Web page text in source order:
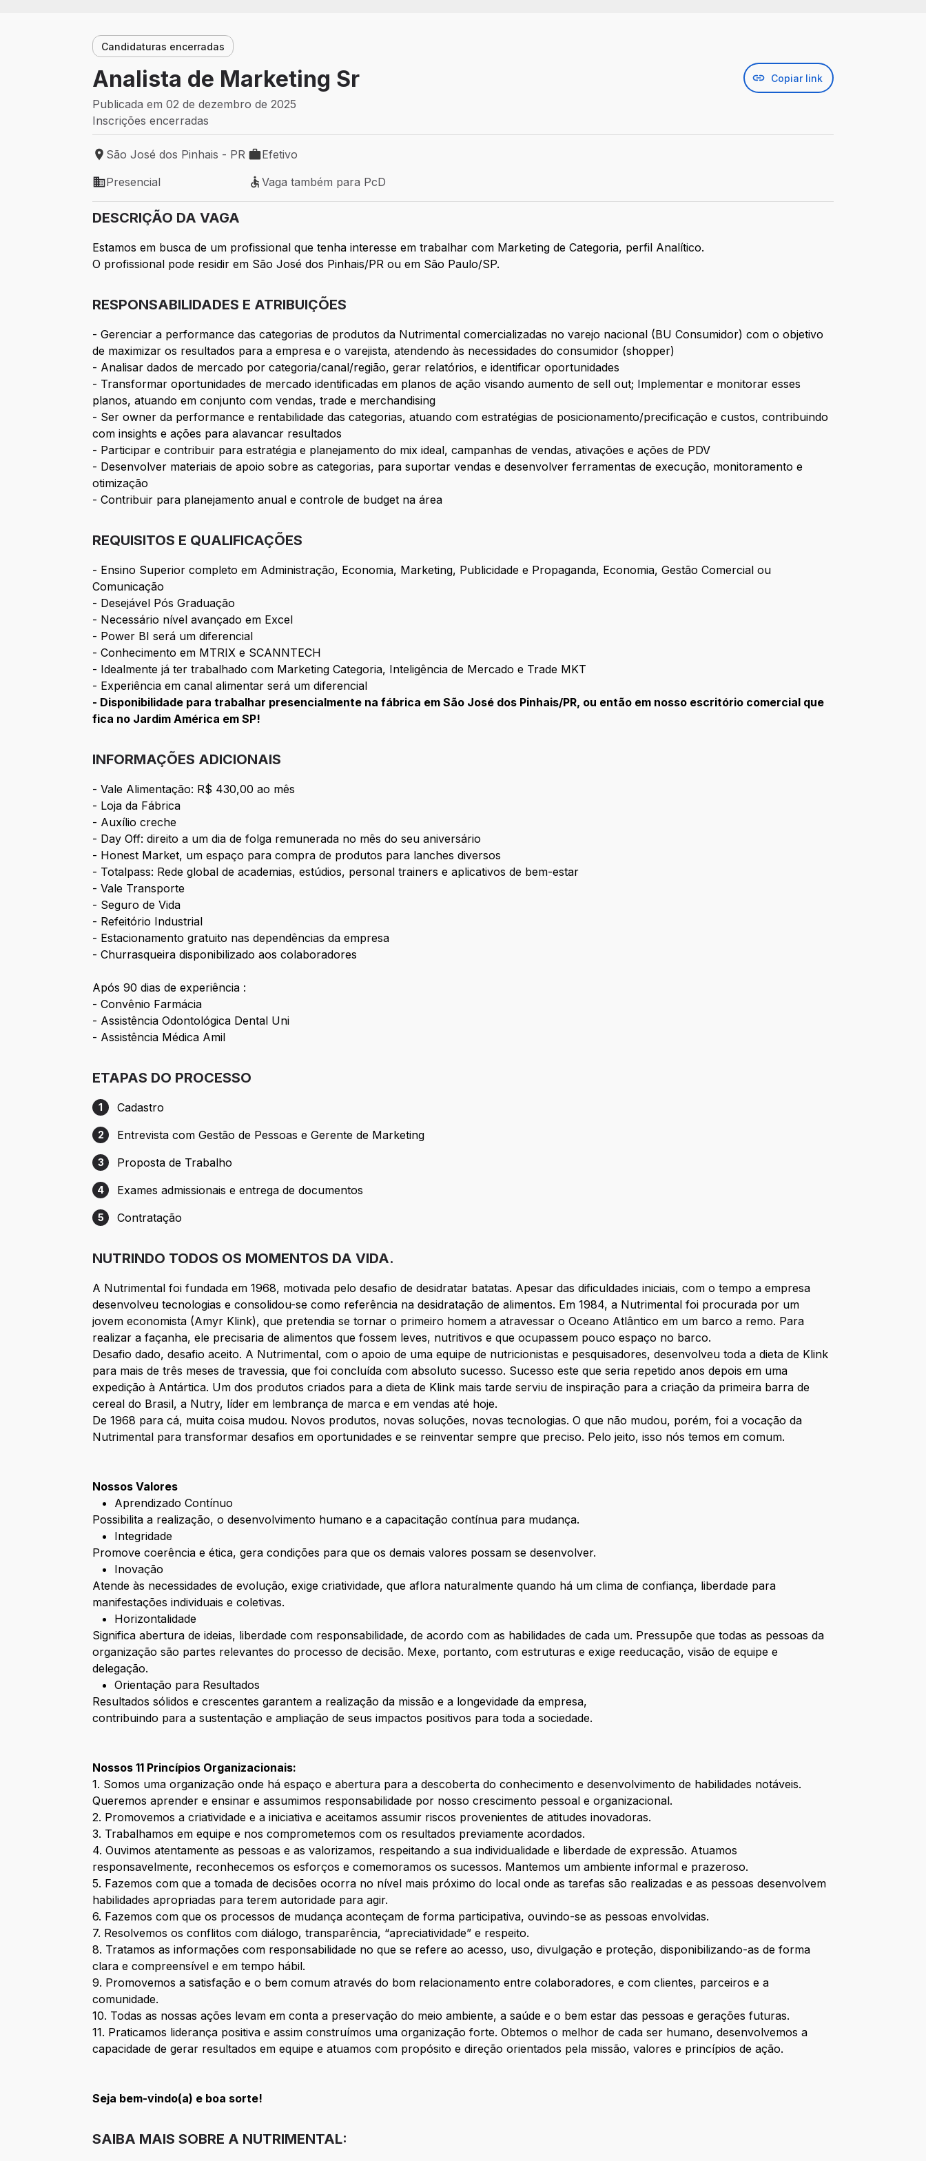
Candidaturas encerradas
Analista de Marketing Sr Copiar link
Publicada em 02 de dezembro de 2025
Inscrições encerradas
Local de trabalho: São José dos Pinhais - PR
São José dos Pinhais - PR
Tipo de vaga: Efetivo
Efetivo
Modelo de trabalho: Presencial
Presencial
Vaga também para PcD
Vaga também para PcD
DESCRIÇÃO DA VAGA
Estamos em busca de um profissional que tenha interesse em trabalhar com Marketing de Categoria, perfil Analítico.
O profissional pode residir em São José dos Pinhais/PR ou em São Paulo/SP.
RESPONSABILIDADES E ATRIBUIÇÕES
- Gerenciar a performance das categorias de produtos da Nutrimental comercializadas no varejo nacional (BU Consumidor) com o objetivo
de maximizar os resultados para a empresa e o varejista, atendendo às necessidades do consumidor (shopper)
- Analisar dados de mercado por categoria/canal/região, gerar relatórios, e identificar oportunidades
- Transformar oportunidades de mercado identificadas em planos de ação visando aumento de sell out; Implementar e monitorar esses
planos, atuando em conjunto com vendas, trade e merchandising
- Ser owner da performance e rentabilidade das categorias, atuando com estratégias de posicionamento/precificação e custos, contribuindo
com insights e ações para alavancar resultados
- Participar e contribuir para estratégia e planejamento do mix ideal, campanhas de vendas, ativações e ações de PDV
- Desenvolver materiais de apoio sobre as categorias, para suportar vendas e desenvolver ferramentas de execução, monitoramento e
otimização
- Contribuir para planejamento anual e controle de budget na área
REQUISITOS E QUALIFICAÇÕES
- Ensino Superior completo em Administração, Economia, Marketing, Publicidade e Propaganda, Economia, Gestão Comercial ou
Comunicação
- Desejável Pós Graduação
- Necessário nível avançado em Excel
- Power BI será um diferencial
- Conhecimento em MTRIX e SCANNTECH
- Idealmente já ter trabalhado com Marketing Categoria, Inteligência de Mercado e Trade MKT
- Experiência em canal alimentar será um diferencial
- Disponibilidade para trabalhar presencialmente na fábrica em São José dos Pinhais/PR, ou então em nosso escritório comercial que
fica no Jardim América em SP!
INFORMAÇÕES ADICIONAIS
- Vale Alimentação: R$ 430,00 ao mês
- Loja da Fábrica
- Auxílio creche
- Day Off: direito a um dia de folga remunerada no mês do seu aniversário
- Honest Market, um espaço para compra de produtos para lanches diversos
- Totalpass: Rede global de academias, estúdios, personal trainers e aplicativos de bem-estar
- Vale Transporte
- Seguro de Vida
- Refeitório Industrial
- Estacionamento gratuito nas dependências da empresa
- Churrasqueira disponibilizado aos colaboradores
Após 90 dias de experiência :
- Convênio Farmácia
- Assistência Odontológica Dental Uni
- Assistência Médica Amil
ETAPAS DO PROCESSO
Etapa 1: Cadastro
1 Cadastro
Etapa 2: Entrevista com Gestão de Pessoas e Gerente de Marketing
2 Entrevista com Gestão de Pessoas e Gerente de Marketing
Etapa 3: Proposta de Trabalho
3 Proposta de Trabalho
Etapa 4: Exames admissionais e entrega de documentos
4 Exames admissionais e entrega de documentos
Etapa 5: Contratação
5 Contratação
NUTRINDO TODOS OS MOMENTOS DA VIDA.
A Nutrimental foi fundada em 1968, motivada pelo desafio de desidratar batatas. Apesar das dificuldades iniciais, com o tempo a empresa
desenvolveu tecnologias e consolidou-se como referência na desidratação de alimentos. Em 1984, a Nutrimental foi procurada por um
jovem economista (Amyr Klink), que pretendia se tornar o primeiro homem a atravessar o Oceano Atlântico em um barco a remo. Para
realizar a façanha, ele precisaria de alimentos que fossem leves, nutritivos e que ocupassem pouco espaço no barco.
Desafio dado, desafio aceito. A Nutrimental, com o apoio de uma equipe de nutricionistas e pesquisadores, desenvolveu toda a dieta de Klink
para mais de três meses de travessia, que foi concluída com absoluto sucesso. Sucesso este que seria repetido anos depois em uma
expedição à Antártica. Um dos produtos criados para a dieta de Klink mais tarde serviu de inspiração para a criação da primeira barra de
cereal do Brasil, a Nutry, líder em lembrança de marca e em vendas até hoje.
De 1968 para cá, muita coisa mudou. Novos produtos, novas soluções, novas tecnologias. O que não mudou, porém, foi a vocação da
Nutrimental para transformar desafios em oportunidades e se reinventar sempre que preciso. Pelo jeito, isso nós temos em comum.
Nossos Valores
Aprendizado Contínuo
Possibilita a realização, o desenvolvimento humano e a capacitação contínua para mudança.
Integridade
Promove coerência e ética, gera condições para que os demais valores possam se desenvolver.
Inovação
Atende às necessidades de evolução, exige criatividade, que aflora naturalmente quando há um clima de confiança, liberdade para
manifestações individuais e coletivas.
Horizontalidade
Significa abertura de ideias, liberdade com responsabilidade, de acordo com as habilidades de cada um. Pressupõe que todas as pessoas da
organização são partes relevantes do processo de decisão. Mexe, portanto, com estruturas e exige reeducação, visão de equipe e
delegação.
Orientação para Resultados
Resultados sólidos e crescentes garantem a realização da missão e a longevidade da empresa,
contribuindo para a sustentação e ampliação de seus impactos positivos para toda a sociedade.
Nossos 11 Princípios Organizacionais:
1. Somos uma organização onde há espaço e abertura para a descoberta do conhecimento e desenvolvimento de habilidades notáveis.
Queremos aprender e ensinar e assumimos responsabilidade por nosso crescimento pessoal e organizacional.
2. Promovemos a criatividade e a iniciativa e aceitamos assumir riscos provenientes de atitudes inovadoras.
3. Trabalhamos em equipe e nos comprometemos com os resultados previamente acordados.
4. Ouvimos atentamente as pessoas e as valorizamos, respeitando a sua individualidade e liberdade de expressão. Atuamos
responsavelmente, reconhecemos os esforços e comemoramos os sucessos. Mantemos um ambiente informal e prazeroso.
5. Fazemos com que a tomada de decisões ocorra no nível mais próximo do local onde as tarefas são realizadas e as pessoas desenvolvem
habilidades apropriadas para terem autoridade para agir.
6. Fazemos com que os processos de mudança aconteçam de forma participativa, ouvindo-se as pessoas envolvidas.
7. Resolvemos os conflitos com diálogo, transparência, “apreciatividade” e respeito.
8. Tratamos as informações com responsabilidade no que se refere ao acesso, uso, divulgação e proteção, disponibilizando-as de forma
clara e compreensível e em tempo hábil.
9. Promovemos a satisfação e o bem comum através do bom relacionamento entre colaboradores, e com clientes, parceiros e a
comunidade.
10. Todas as nossas ações levam em conta a preservação do meio ambiente, a saúde e o bem estar das pessoas e gerações futuras.
11. Praticamos liderança positiva e assim construímos uma organização forte. Obtemos o melhor de cada ser humano, desenvolvemos a
capacidade de gerar resultados em equipe e atuamos com propósito e direção orientados pela missão, valores e princípios de ação.
Seja bem-vindo(a) e boa sorte!
SAIBA MAIS SOBRE A NUTRIMENTAL: